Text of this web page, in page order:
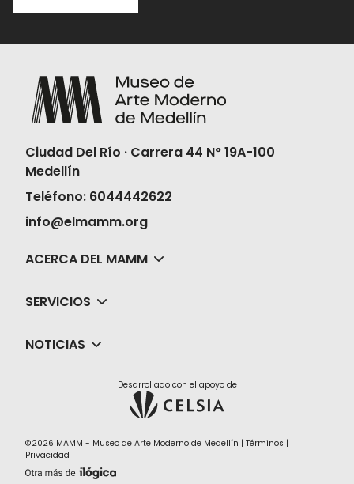
Ciudad Del Río · Carrera 44 N° 19A-100
Medellín
Teléfono: 6044442622
info@elmamm.org
ACERCA DEL MAMM
SERVICIOS
NOTICIAS
Desarrollado con el apoyo de
©2026 MAMM - Museo de Arte Moderno de Medellín | Términos |
Privacidad